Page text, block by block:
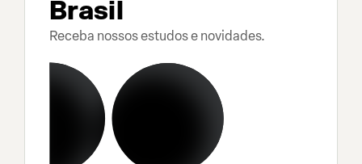
Brasil
Receba nossos estudos e novidades.